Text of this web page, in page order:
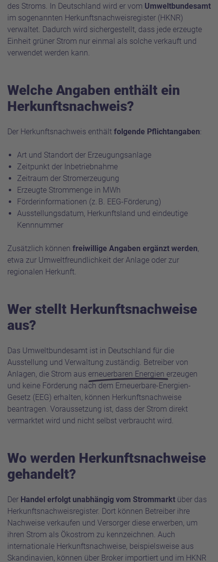
des Stroms. In Deutschland wird er vom Umweltbundesamt
im sogenannten Herkunftsnachweisregister (HKNR)
verwaltet. Dadurch wird sichergestellt, dass jede erzeugte
Einheit grüner Strom nur einmal als solche verkauft und
verwendet werden kann.
Welche Angaben enthält ein
Herkunftsnachweis?
Der Herkunftsnachweis enthält folgende Pflichtangaben:
Art und Standort der Erzeugungsanlage
Zeitpunkt der Inbetriebnahme
Zeitraum der Stromerzeugung
Erzeugte Strommenge in MWh
Förderinformationen (z. B. EEG-Förderung)
Ausstellungsdatum, Herkunftsland und eindeutige
Kennnummer
Zusätzlich können freiwillige Angaben ergänzt werden,
etwa zur Umweltfreundlichkeit der Anlage oder zur
regionalen Herkunft.
Wer stellt Herkunftsnachweise
aus?
Das Umweltbundesamt ist in Deutschland für die
Ausstellung und Verwaltung zuständig. Betreiber von
Anlagen, die Strom aus erneuerbaren Energien erzeugen
und keine Förderung nach dem Erneuerbare-Energien-
Gesetz (EEG) erhalten, können Herkunftsnachweise
beantragen. Voraussetzung ist, dass der Strom direkt
vermarktet wird und nicht selbst verbraucht wird.
Wo werden Herkunftsnachweise
gehandelt?
Der Handel erfolgt unabhängig vom Strommarkt über das
Herkunftsnachweisregister. Dort können Betreiber ihre
Nachweise verkaufen und Versorger diese erwerben, um
ihren Strom als Ökostrom zu kennzeichnen. Auch
internationale Herkunftsnachweise, beispielsweise aus
Skandinavien, können über Broker importiert und im HKNR